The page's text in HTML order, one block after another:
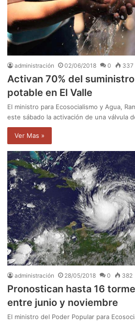
administración 02/06/2018 0 337
Activan 70% del
potable en El Valle
El ministro para Ecosocialismo y Agua,
este sábado la activación de una válvula
Ver Mas »
administración 28/05/2018 0 382
Pronostican hasta 16
entre junio y noviembre
El ministro del Poder Popular para